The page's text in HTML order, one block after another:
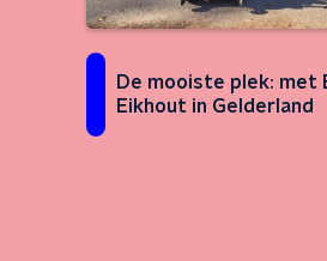
De mooiste plek: met
Eikhout in Gelderland